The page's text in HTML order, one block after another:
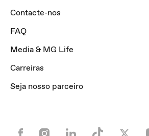
Contacte-nos
FAQ
Media & MG Life
Carreiras
Seja nosso parceiro